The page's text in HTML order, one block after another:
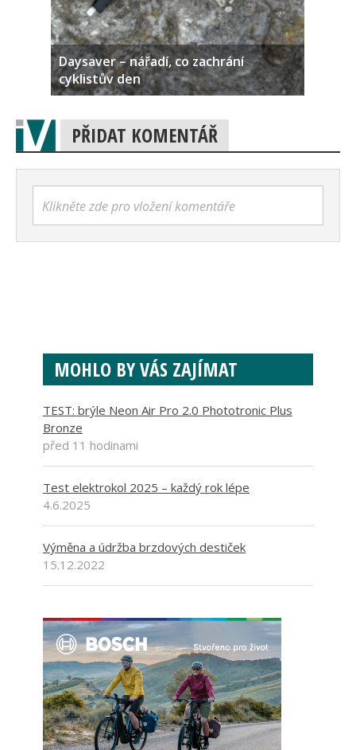
Daysaver – nářadí, co zachrání
cyklistův den
PŘIDAT KOMENTÁŘ
Klikněte zde pro vložení komentáře
MOHLO BY VÁS ZAJÍMAT
TEST: brýle Neon Air Pro 2.0 Phototronic Plus
Bronze
před 11 hodinami
Test elektrokol 2025 – každý rok lépe
4.6.2025
Výměna a údržba brzdových destiček
15.12.2022